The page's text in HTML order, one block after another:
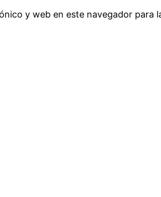
y web en este navegador para